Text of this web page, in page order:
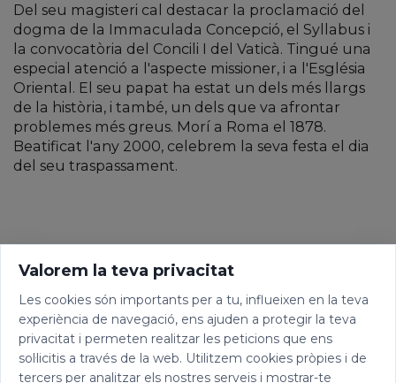
Del seu magisteri cal destacar la proclamació del
dogma de la Immaculada Concepció, el Syllabus i
la convocatòria del Concili I del Vaticà. Tingué una
especial atenció a l'aspecte missioner, i a l'Església
Oriental. El seu papat ha estat un dels més llargs
de la història, i també, un dels que va afrontar
problemes més greus. Morí a Roma el 1878.
Beatificat l'any 2000, celebrem la seva festa el dia
del seu traspassament.
Valorem la teva privacitat
Les cookies són importants per a tu, influeixen en la teva
experiència de navegació, ens ajuden a protegir la teva
privacitat i permeten realitzar les peticions que ens
sol·licitis a través de la web. Utilitzem cookies pròpies i de
tercers per analitzar els nostres serveis i mostrar-te